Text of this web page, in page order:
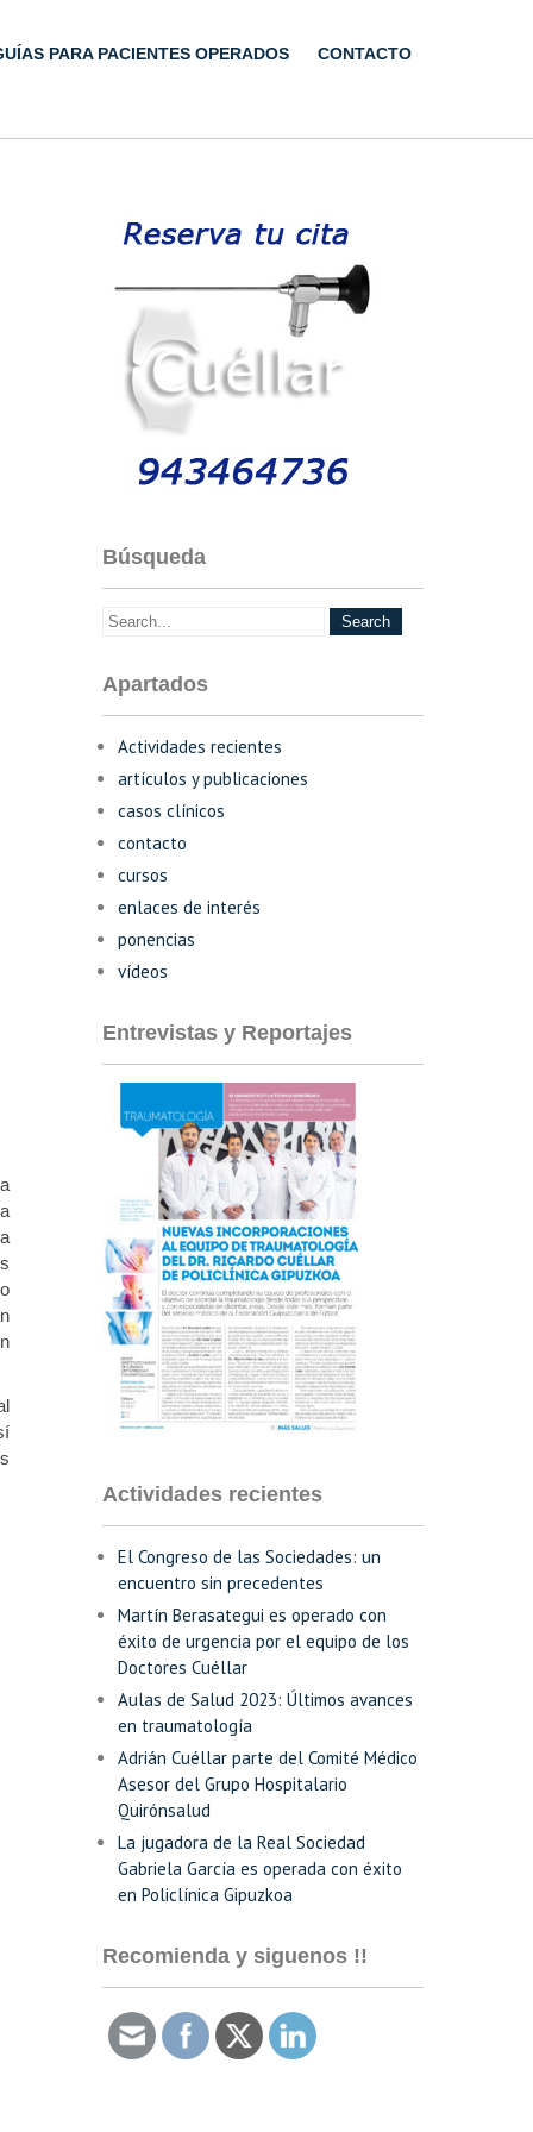
PARA PACIENTES OPERADOS CONTACTO
Búsqueda
Apartados
Actividades recientes
artículos y publicaciones
casos clínicos
contacto
cursos
enlaces de interés
ponencias
vídeos
Entrevistas y Reportajes
Actividades recientes
El Congreso de las Sociedades: un
encuentro sin precedentes
Martín Berasategui es operado con
éxito de urgencia por el equipo de los
Doctores Cuéllar
Aulas de Salud 2023: Últimos avances
en traumatología
Adrián Cuéllar parte del Comité Médico
Asesor del Grupo Hospitalario
Quirónsalud
La jugadora de la Real Sociedad
Gabriela García es operada con éxito
en Policlínica Gipuzkoa
Recomienda y siguenos !!